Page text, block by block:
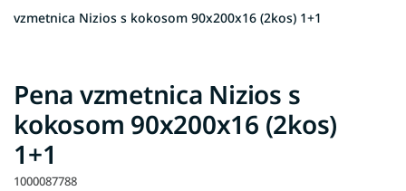
vzmetnica Nizios s kokosom 90x200x16 (2kos) 1+1
Pena vzmetnica Nizios s
kokosom 90x200x16 (2kos)
1+1
1000087788